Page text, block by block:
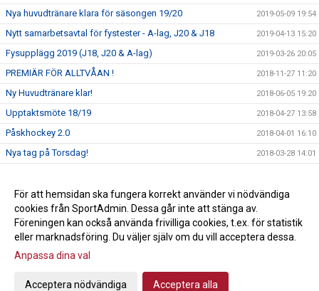
Nya huvudtränare klara för säsongen 19/20 2019-05-09 19:54
Nytt samarbetsavtal för fystester - A-lag, J20 & J18 2019-04-13 15:20
Fysupplägg 2019 (J18, J20 & A-lag) 2019-03-26 20:05
PREMIÄR FÖR ALLTVÅAN ! 2018-11-27 11:20
Ny Huvudtränare klar! 2018-06-05 19:20
Upptaktsmöte 18/19 2018-04-27 13:58
Påskhockey 2.0 2018-04-01 16:10
Nya tag på Torsdag! 2018-03-28 14:01
Nu fyller vi hallen! 2018-03-21 09:21
11. 470 kr till mustaschkampen 2017-12-28 13:14
Gå till Webbversion
För att hemsidan ska fungera korrekt använder vi nödvändiga
cookies från SportAdmin. Dessa går inte att stänga av.
Föreningen kan också använda frivilliga cookies, t.ex. för statistik
eller marknadsföring. Du väljer själv om du vill acceptera dessa.
Anpassa dina val
Acceptera nödvändiga Acceptera alla